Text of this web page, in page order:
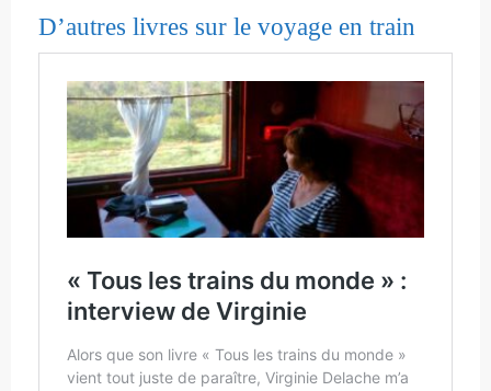
D’autres livres sur le voyage en train